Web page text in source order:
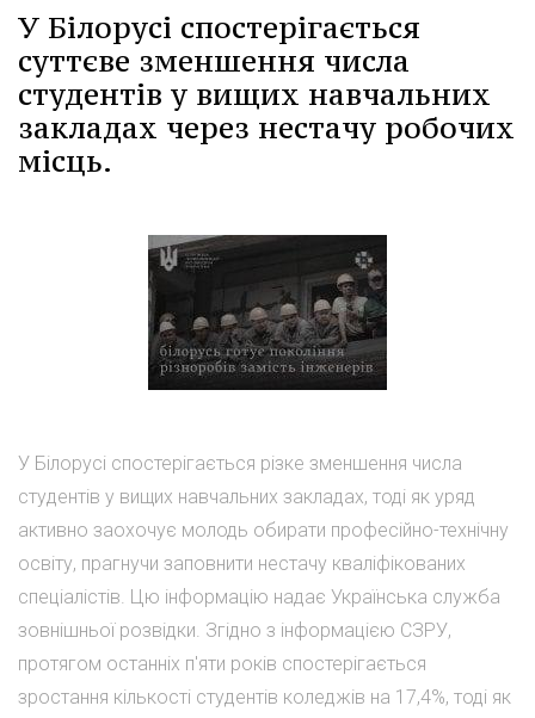
У Білорусі спостерігається
суттєве зменшення числа
студентів у вищих навчальних
закладах через нестачу робочих
місць.
У Білорусі спостерігається різке зменшення числа
студентів у вищих навчальних закладах, тоді як уряд
активно заохочує молодь обирати професійно-технічну
освіту, прагнучи заповнити нестачу кваліфікованих
спеціалістів. Цю інформацію надає Українська служба
зовнішньої розвідки. Згідно з інформацією СЗРУ,
протягом останніх п'яти років спостерігається
зростання кількості студентів коледжів на 17,4%, тоді як